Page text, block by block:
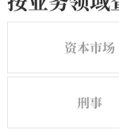
资本市场
刑事